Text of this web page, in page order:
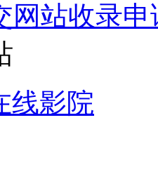
网站收录申
线影院